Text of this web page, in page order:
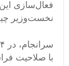
نخست‌وزیر
با صلاحیت